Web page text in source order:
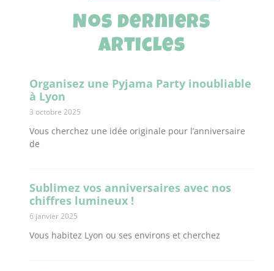
Nos derniers
articles
Organisez une Pyjama Party inoubliable
à Lyon
3 octobre 2025
Vous cherchez une idée originale pour l’anniversaire
de
Sublimez vos anniversaires avec nos
chiffres lumineux !
6 janvier 2025
Vous habitez Lyon ou ses environs et cherchez